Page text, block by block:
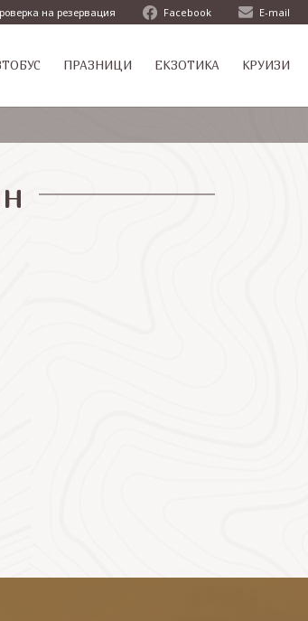
на резервация Facebook E-mail
ПРАЗНИЦИ ЕКЗОТИКА КРУИЗИ